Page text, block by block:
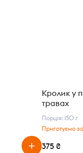
Кролик у
травах
Порція: 150 г
Приготуємо
375 ₴